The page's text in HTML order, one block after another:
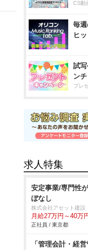
CS動
毎週
ヒ
試
ン
プレ
求人特集
安定事業/専門性
ぼなし
株式会社アセット建設
月給27万円～40万
正社員 / 東京都
「管理会計・経